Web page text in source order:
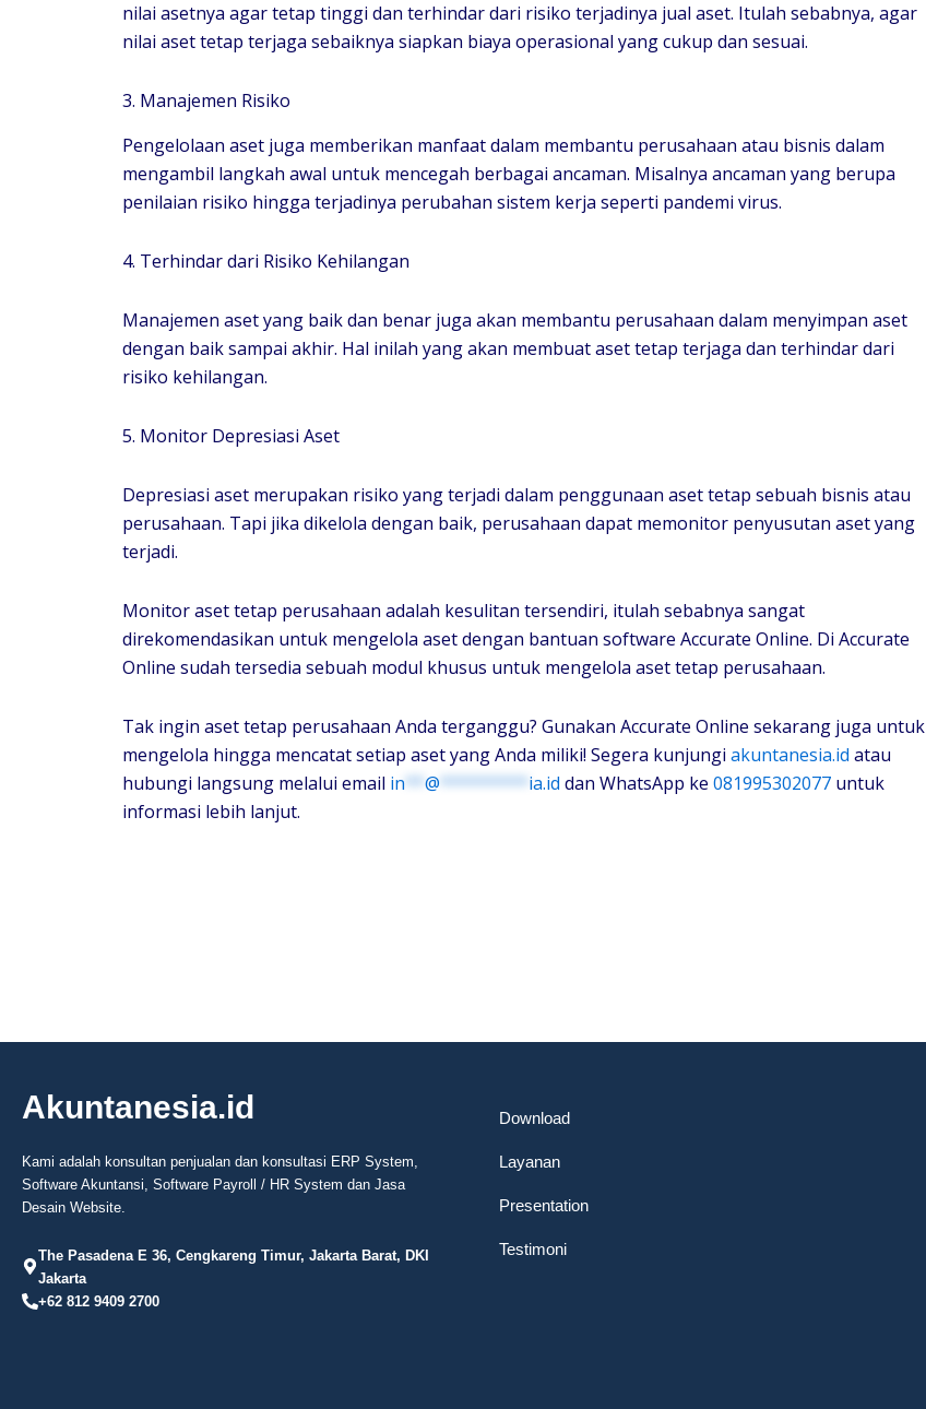
nilai asetnya agar tetap tinggi dan terhindar dari risiko terjadinya jual aset. Itulah sebabnya, agar
nilai aset tetap terjaga sebaiknya siapkan biaya operasional yang cukup dan sesuai.
3. Manajemen Risiko
Pengelolaan aset juga memberikan manfaat dalam membantu perusahaan atau bisnis dalam
mengambil langkah awal untuk mencegah berbagai ancaman. Misalnya ancaman yang berupa
penilaian risiko hingga terjadinya perubahan sistem kerja seperti pandemi virus.
4. Terhindar dari Risiko Kehilangan
Manajemen aset yang baik dan benar juga akan membantu perusahaan dalam menyimpan aset
dengan baik sampai akhir. Hal inilah yang akan membuat aset tetap terjaga dan terhindar dari
risiko kehilangan.
5. Monitor Depresiasi Aset
Depresiasi aset merupakan risiko yang terjadi dalam penggunaan aset tetap sebuah bisnis atau
perusahaan. Tapi jika dikelola dengan baik, perusahaan dapat memonitor penyusutan aset yang
terjadi.
Monitor aset tetap perusahaan adalah kesulitan tersendiri, itulah sebabnya sangat
direkomendasikan untuk mengelola aset dengan bantuan software Accurate Online. Di Accurate
Online sudah tersedia sebuah modul khusus untuk mengelola aset tetap perusahaan.
Tak ingin aset tetap perusahaan Anda terganggu? Gunakan Accurate Online sekarang juga untuk
mengelola hingga mencatat setiap aset yang Anda miliki! Segera kunjungi akuntanesia.id atau
hubungi langsung melalui email in**@********* ia.id dan WhatsApp ke 081995302077 untuk
informasi lebih lanjut.
Akuntanesia.id
Kami adalah konsultan penjualan dan konsultasi ERP System,
Software Akuntansi, Software Payroll / HR System dan Jasa
Desain Website.
The Pasadena E 36, Cengkareng Timur, Jakarta Barat, DKI
Jakarta
+62 812 9409 2700
Download
Layanan
Presentation
Testimoni